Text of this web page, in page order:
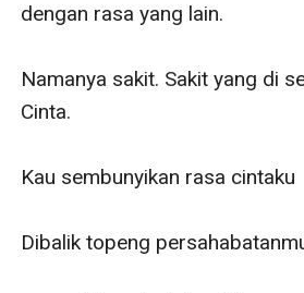
dengan rasa yang lain.
Namanya sakit. Sakit yang di
Cinta.
Kau sembunyikan rasa cintaku
Dibalik topeng